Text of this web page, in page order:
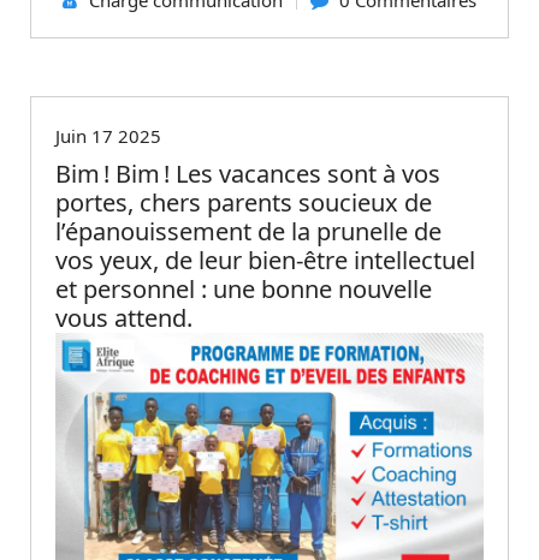
Juin 17 2025
Bim ! Bim ! Les vacances sont à vos
portes, chers parents soucieux de
l’épanouissement de la prunelle de
vos yeux, de leur bien-être intellectuel
et personnel : une bonne nouvelle
vous attend.